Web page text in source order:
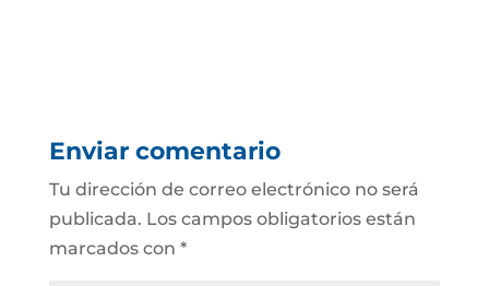
Enviar comentario
Tu dirección de correo electrónico no será
publicada. Los campos obligatorios están
marcados con *